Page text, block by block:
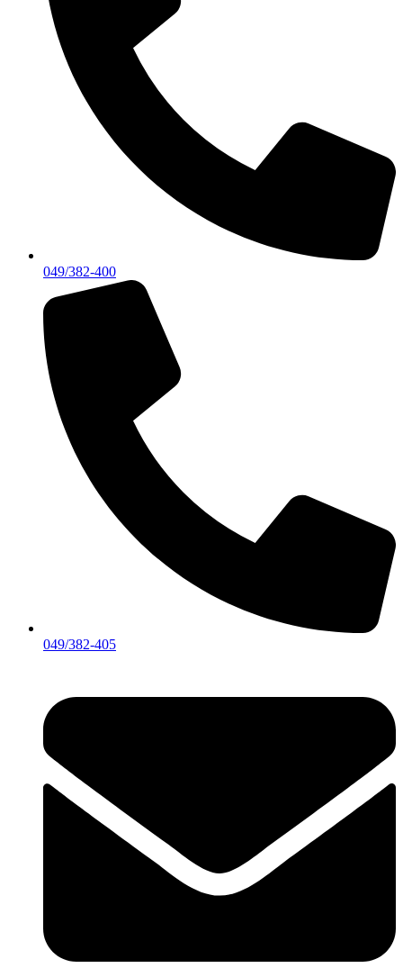
049/382-400
049/382-405